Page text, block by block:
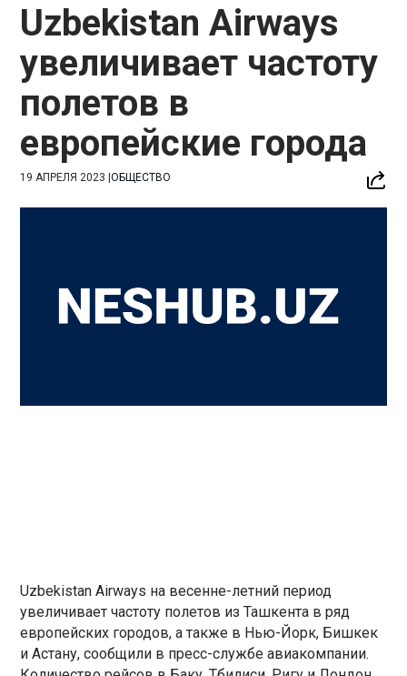
Uzbekistan Airways
увеличивает частоту
полетов в
европейские города
19 АПРЕЛЯ 2023 |ОБЩЕСТВО
Uzbekistan Airways на весенне-летний период
увеличивает частоту полетов из Ташкента в ряд
европейских городов, а также в Нью-Йорк, Бишкек
и Астану, сообщили в пресс-службе авиакомпании.